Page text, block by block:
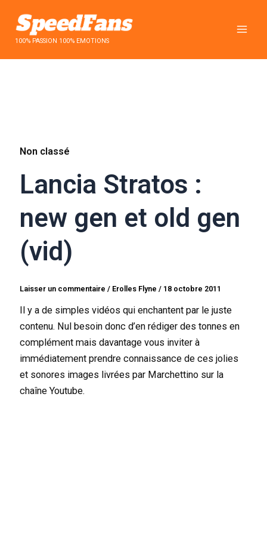
contenu100% PASSION 100% EMOTIONS
Non classé
Lancia Stratos :
new gen et old gen
(vid)
Laisser un commentaire / Erolles Flyne/ 18 octobre 2011
Il y a de simples vidéos qui enchantent par le juste
contenu. Nul besoin donc d’en rédiger des tonnes en
complément mais davantage vous inviter à
immédiatement prendre connaissance de ces jolies
et sonores images livrées par Marchettino sur la
chaîne Youtube.